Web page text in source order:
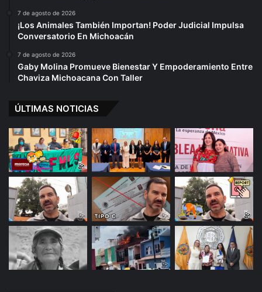
7 de agosto de 2026
¡Los Animales También Importan! Poder Judicial Impulsa
Conversatorio En Michoacán
7 de agosto de 2026
Gaby Molina Promueve Bienestar Y Empoderamiento Entre
Chaviza Michoacana Con Taller
ÚLTIMAS NOTICIAS